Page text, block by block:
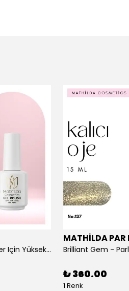
Berrylicious - Profesyoneller Için Yüksek Pigmentasyonlu UV/LED Oje 15ml
MATHİLDA PAR
₺ 360.00
1 Renk